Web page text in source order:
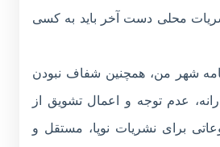
محلی دست آخر باید به کسی
شهر من، همچنین شفاف نبودن
عدم توجه و اعمال تشویق از
برای نشریات نوپا، مستقل و